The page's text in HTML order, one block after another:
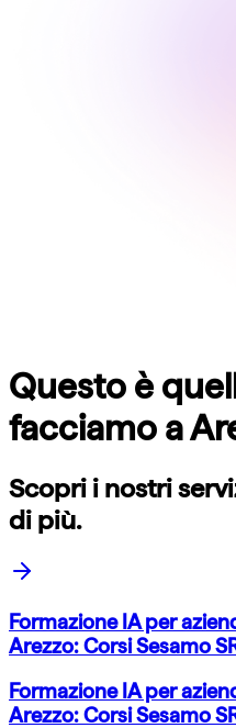
Questo è
facciamo a
Scopri i nostri
di più.
Formazione IA per
Arezzo: Corsi Sesamo
Formazione IA per
Arezzo: Corsi Sesamo